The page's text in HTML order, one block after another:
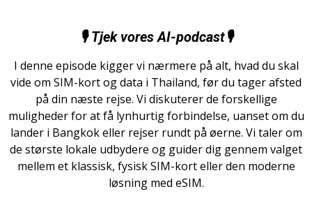
🎙️ Tjek vores AI-podcast🎙️
I denne episode kigger vi nærmere på alt, hvad du skal
vide om SIM-kort og data i Thailand, før du tager afsted
på din næste rejse. Vi diskuterer de forskellige
muligheder for at få lynhurtig forbindelse, uanset om du
lander i Bangkok eller rejser rundt på øerne. Vi taler om
de største lokale udbydere og guider dig gennem valget
mellem et klassisk, fysisk SIM-kort eller den moderne
løsning med eSIM.